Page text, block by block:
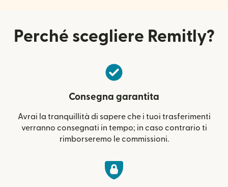
Perché scegliere Remitly?
Consegna garantita
Avrai la tranquillità di sapere che i tuoi trasferimenti
verranno consegnati in tempo; in caso contrario ti
rimborseremo le commissioni.